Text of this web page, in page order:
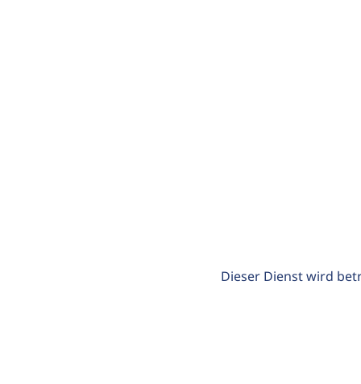
Dieser Dienst wird